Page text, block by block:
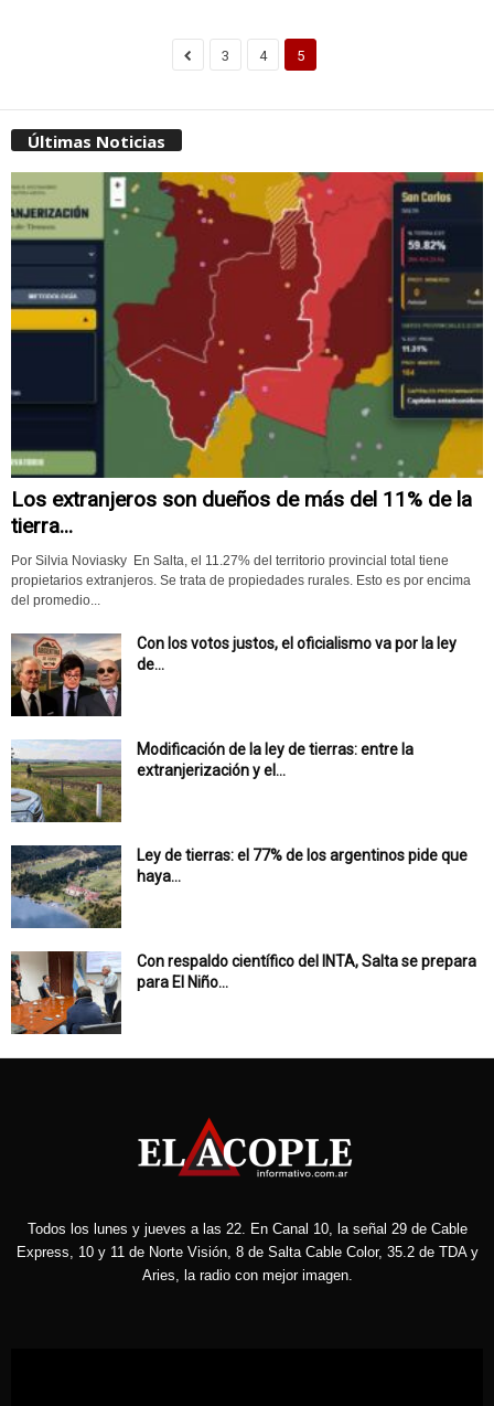
3 4 5
Últimas Noticias
Los extranjeros son dueños de más del 11% de la
tierra...
Por Silvia Noviasky En Salta, el 11.27% del territorio provincial total tiene
propietarios extranjeros. Se trata de propiedades rurales. Esto es por encima
del promedio...
Con los votos justos, el oficialismo va por la ley
de...
Modificación de la ley de tierras: entre la
extranjerización y el...
Ley de tierras: el 77% de los argentinos pide que
haya...
Con respaldo científico del INTA, Salta se prepara
para El Niño...
Todos los lunes y jueves a las 22. En Canal 10, la señal 29 de Cable
Express, 10 y 11 de Norte Visión, 8 de Salta Cable Color, 35.2 de TDA y
Aries, la radio con mejor imagen.